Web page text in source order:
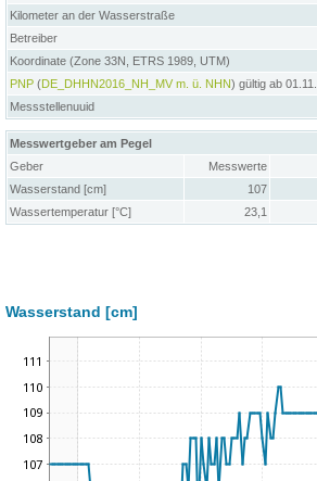
Kilometer an der Wasserstraße
Betreiber
Koordinate (Zone 33N, ETRS 1989, UTM)
PNP (DE_DHHN2016_NH_MV m. ü. NHN) gültig ab
Messstellenuuid
Messwertgeber am Pegel
Geber
Messwerte
Wasserstand [cm]
107
Wassertemperatur [°C]
23,1
Wasserstand [cm]